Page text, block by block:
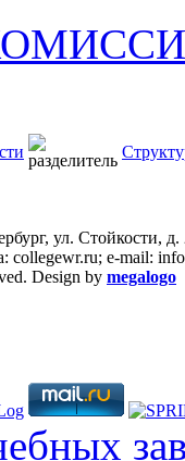
ул. Стойкости,
collegewr.ru; e-mail:
Design by megalogo